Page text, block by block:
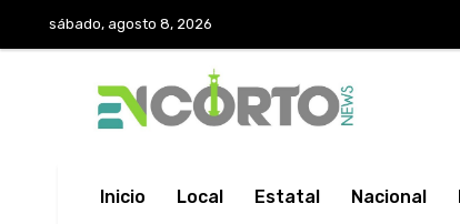
sábado, agosto 8, 2026
Inicio Local Estatal Nacional